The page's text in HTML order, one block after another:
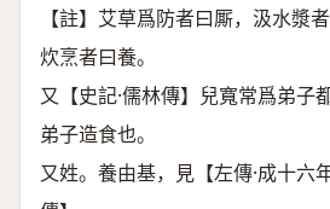
【註】艾草爲防者曰厮，汲水漿
炊烹者曰養。
又【史記·儒林傳】兒寬常爲弟子
弟子造食也。
又姓。養由基，見【左傳·成十六